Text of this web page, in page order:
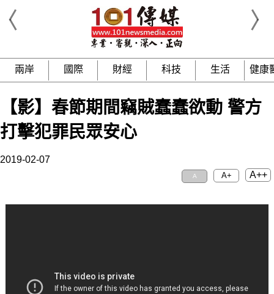
兩岸 國際 財經 科技 生活 健康
【影】春節期間竊賊蠢蠢欲動 警方
打擊犯罪民眾安心
2019-02-07
A A+ A++